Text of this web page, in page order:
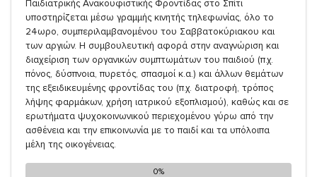
Παιδιατρικής Ανακουφιστικής Φροντίδας στο Σπίτι
υποστηρίζεται μέσω γραμμής κινητής τηλεφωνίας, όλο το
24ωρο, συμπεριλαμβανομένου του Σαββατοκύριακου και
των αργιών. Η συμβουλευτική αφορά στην αναγνώριση και
διαχείριση των οργανικών συμπτωμάτων του παιδιού (π.χ.
πόνος, δύσπνοια, πυρετός, σπασμοί κ.α.) και άλλων θεμάτων
της εξειδικευμένης φροντίδας του (π.χ. διατροφή, τρόπος
λήψης φαρμάκων, χρήση ιατρικού εξοπλισμού), καθώς και σε
ερωτήματα ψυχοκοινωνικού περιεχομένου γύρω από την
ασθένεια και την επικοινωνία με το παιδί και τα υπόλοιπα
μέλη της οικογένειας.
0%
0%